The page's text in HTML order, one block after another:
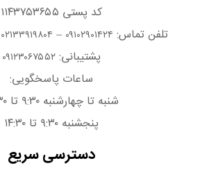
کد پستی ۱۱۴۳۷۵۳۶۵۵
تلفن تماس: ۰۹۱۰۲۹۰۱۴۲۴ – ۰۲۱۳۳۹۱۹۸۰۴
پشتیبانی: ۰۹۱۲۳۰۶۷۵۵۲
ساعات پاسخگویی:
شنبه تا چهارشنبه ۹:۳۰ تا ۱۸:۳۰
پنجشنبه ۹:۳۰ تا ۱۴:۳۰
دسترسی سریع